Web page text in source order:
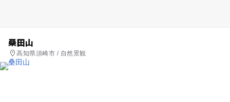
桑田山
高知県須崎市 / 自然景観